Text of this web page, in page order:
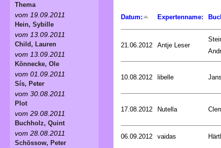
Datum: Expertenname:
21.06.2012 Antje Leser
10.08.2012 libelle
17.08.2012 Nutella
06.09.2012 vaidas
Thema
vom 19.09.2011
Hein, Sybille
vom 13.09.2011
Child, Lauren
vom 13.09.2011
Könnecke, Ole
vom 01.09.2011
Sís, Peter
vom 30.08.2011
Plot
vom 29.08.2011
Buchholz, Quint
vom 28.08.2011
Schössow, Peter